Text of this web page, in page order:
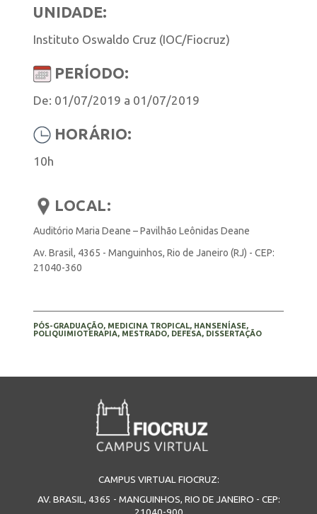
UNIDADE:
Instituto Oswaldo Cruz (IOC/Fiocruz)
PERÍODO:
De: 01/07/2019 a 01/07/2019
HORÁRIO:
10h
LOCAL:
Auditório Maria Deane – Pavilhão Leônidas Deane
Av. Brasil, 4365 - Manguinhos, Rio de Janeiro (RJ) - CEP:
21040-360
PÓS-GRADUAÇÃO, MEDICINA TROPICAL, HANSENÍASE,
POLIQUIMIOTERAPIA, MESTRADO, DEFESA, DISSERTAÇÃO
CAMPUS VIRTUAL FIOCRUZ:
AV. BRASIL, 4365 - MANGUINHOS, RIO DE JANEIRO - CEP:
21040-900